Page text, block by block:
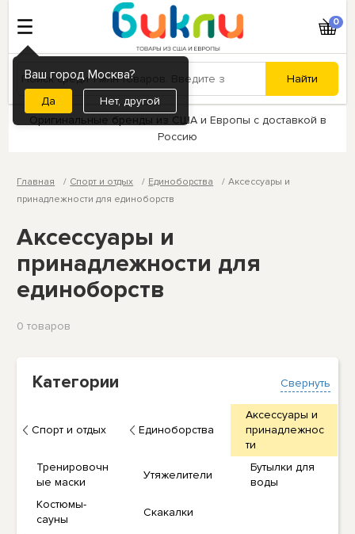
Ваш город Москва?
Нет, другой
0
Оригинальные бренды из США и Европы с доставкой в
Россию
Главная Спорт и отдых Единоборства
Аксессуары и
принадлежности для единоборств
Аксессуары и
принадлежности для
единоборств
0 товаров
Свернуть
Категории
Спорт и отдых Единоборства
Аксессуары и
принадлежнос
ти
Тренировочн
ые маски
Утяжелители
Бутылки для
воды
Костюмы-
сауны
Скакалки